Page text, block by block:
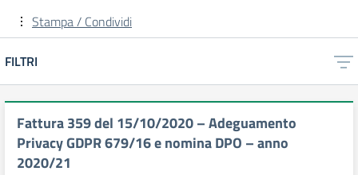
Stampa / Condividi
FILTRI
Fattura 359 del 15/10/2020 – Adeguamento
Privacy GDPR 679/16 e nomina DPO – anno
2020/21